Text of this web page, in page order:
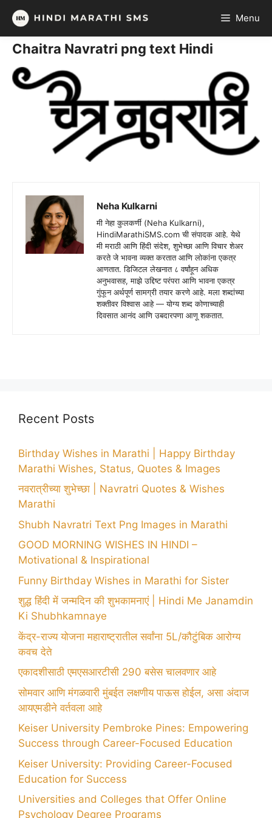
Skip
content
Menu
Chaitra Navratri png text Hindi
Neha Kulkarni
मी नेहा कुलकर्णी (Neha Kulkarni),
HindiMarathiSMS.com ची संपादक आहे. येथे
मी मराठी आणि हिंदी संदेश, शुभेच्छा आणि विचार शेअर
करते जे भावना व्यक्त करतात आणि लोकांना एकत्र
आणतात. डिजिटल लेखनात ८ वर्षांहून अधिक
अनुभवासह, माझे उद्दिष्ट परंपरा आणि भावना एकत्र
गुंफून अर्थपूर्ण सामग्री तयार करणे आहे. मला शब्दांच्या
शक्तीवर विश्वास आहे — योग्य शब्द कोणाच्याही
दिवसात आनंद आणि उबदारपणा आणू शकतात.
Recent Posts
Birthday Wishes in Marathi | Happy Birthday
Marathi Wishes, Status, Quotes & Images
नवरात्रीच्या शुभेच्छा | Navratri Quotes & Wishes
Marathi
Shubh Navratri Text Png Images in Marathi
GOOD MORNING WISHES IN HINDI –
Motivational & Inspirational
Funny Birthday Wishes in Marathi for Sister
शुद्ध हिंदी में जन्मदिन की शुभकामनाएं | Hindi Me Janamdin
Ki Shubhkamnaye
केंद्र-राज्य योजना महाराष्ट्रातील सर्वांना 5L/कौटुंबिक आरोग्य
कवच देते
एकादशीसाठी एमएसआरटीसी 290 बसेस चालवणार आहे
सोमवार आणि मंगळवारी मुंबईत लक्षणीय पाऊस होईल, असा अंदाज
आयएमडीने वर्तवला आहे
Keiser University Pembroke Pines: Empowering
Success through Career-Focused Education
Keiser University: Providing Career-Focused
Education for Success
Universities and Colleges that Offer Online
Psychology Degree Programs